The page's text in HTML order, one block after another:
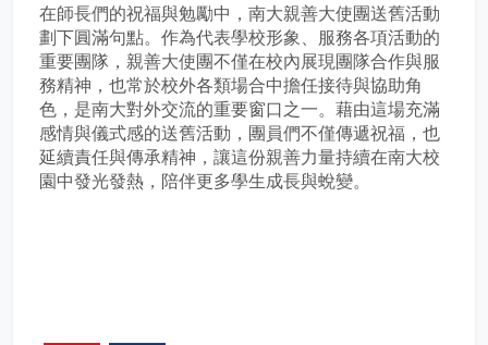
在師長們的祝福與勉勵中，南大親善大使團送舊活動
劃下圓滿句點。作為代表學校形象、服務各項活動的
重要團隊，親善大使團不僅在校內展現團隊合作與服
務精神，也常於校外各類場合中擔任接待與協助角
色，是南大對外交流的重要窗口之一。藉由這場充滿
感情與儀式感的送舊活動，團員們不僅傳遞祝福，也
延續責任與傳承精神，讓這份親善力量持續在南大校
園中發光發熱，陪伴更多學生成長與蛻變。